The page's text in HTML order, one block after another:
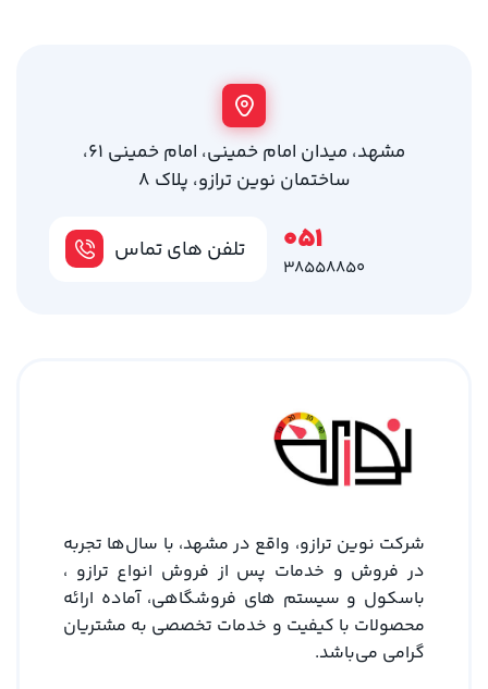
مشهد، میدان امام خمینی، امام خمینی 61،
ساختمان نوین ترازو، پلاک 8
تلفن های تماس 051
38558850
شرکت نوین ترازو، واقع در مشهد، با سال‌ها تجربه
در فروش و خدمات پس از فروش انواع ترازو ،
باسکول و سیستم های فروشگاهی، آماده ارائه
محصولات با کیفیت و خدمات تخصصی به مشتریان
گرامی می‌باشد.